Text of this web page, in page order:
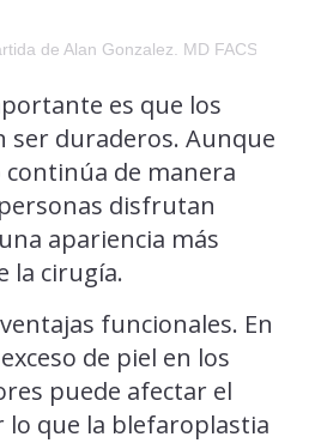
de Alan Gonzalez. MD FACS
es que los
ser duraderos. Aunque
de manera
disfrutan
apariencia más
la cirugía.
funcionales. En
de piel en los
puede afectar el
lo que la blefaroplastia